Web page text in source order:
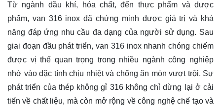
Từ ngành dầu khí, hóa chất, đến thực phẩm và dược
phẩm, van 316 inox đã chứng minh được giá trị và khả
năng đáp ứng nhu cầu đa dạng của người sử dụng. Sau
giai đoạn đầu phát triển, van 316 inox nhanh chóng chiếm
được vị thế quan trọng trong nhiều ngành công nghiệp
nhờ vào đặc tính chịu nhiệt và chống ăn mòn vượt trội. Sự
phát triển của thép không gỉ 316 không chỉ dừng lại ở cải
tiến về chất liệu, mà còn mở rộng về công nghệ chế tạo và